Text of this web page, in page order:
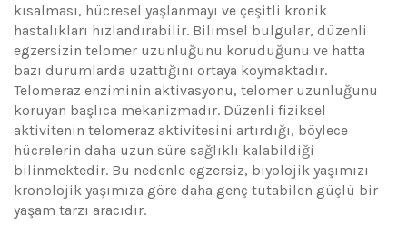
kısalması, hücresel yaşlanmayı ve çeşitli kronik
hastalıkları hızlandırabilir. Bilimsel bulgular, düzenli
egzersizin telomer uzunluğunu koruduğunu ve hatta
bazı durumlarda uzattığını ortaya koymaktadır.
Telomeraz enziminin aktivasyonu, telomer uzunluğunu
koruyan başlıca mekanizmadır. Düzenli fiziksel
aktivitenin telomeraz aktivitesini artırdığı, böylece
hücrelerin daha uzun süre sağlıklı kalabildiği
bilinmektedir. Bu nedenle egzersiz, biyolojik yaşımızı
kronolojik yaşımıza göre daha genç tutabilen güçlü bir
yaşam tarzı aracıdır.